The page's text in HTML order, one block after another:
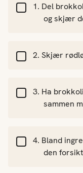
Del
og skjær
Skjær
Ha
sammen
Bland
den